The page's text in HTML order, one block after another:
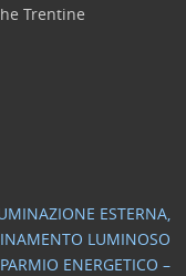
Trentine
ESTERNA,
LUMINOSO
ENERGETICO –